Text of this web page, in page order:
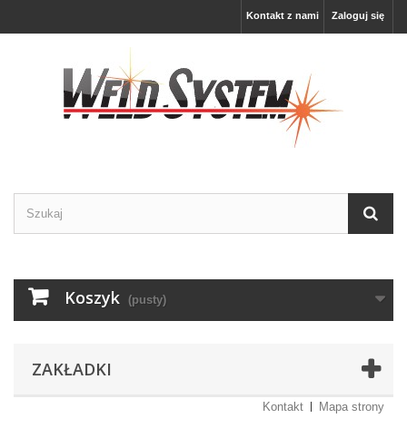
Zaloguj się
Kontakt z nami
Koszyk (pusty)
ZAKŁADKI
Kontakt Mapa strony